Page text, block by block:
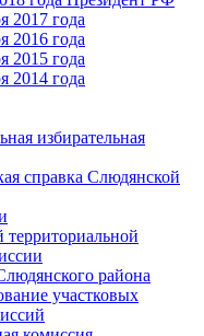
2017 года
2016 года
2015 года
2014 года
избирательная
справка Слюдянской
района
участковых